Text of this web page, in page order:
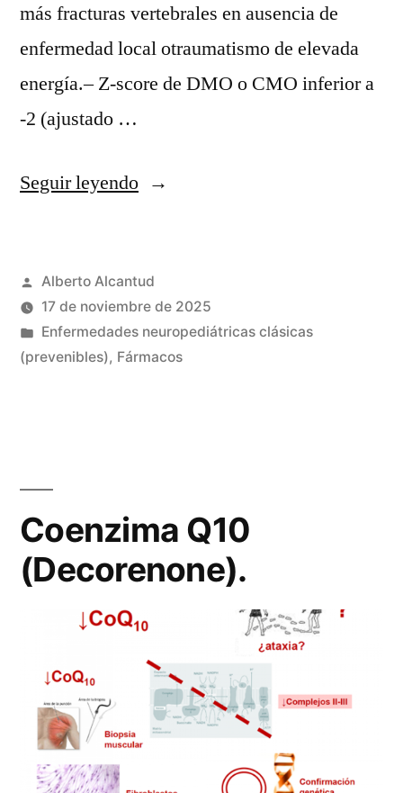
más fracturas vertebrales en ausencia de
enfermedad local otraumatismo de elevada
energía.– Z-score de DMO o CMO inferior a
-2 (ajustado …
Seguir leyendo«Protocolo
Publicado
por
Alberto Alcantud
17 de noviembre de 2025
Publicado
en
Enfermedades neuropediátricas clásicas
(prevenibles), Fármacos
Coenzima Q10
(Decorenone).